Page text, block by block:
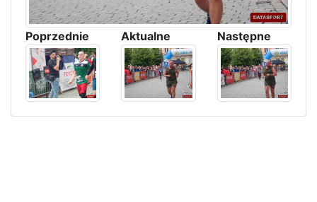
Poprzednie Aktualne Następne